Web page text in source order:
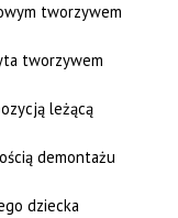
tworzywem
tworzywem
leżącą
demontażu
dziecka